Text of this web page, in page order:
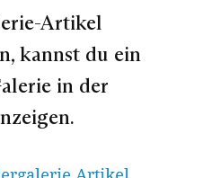
Artikel
kannst du ein
in der